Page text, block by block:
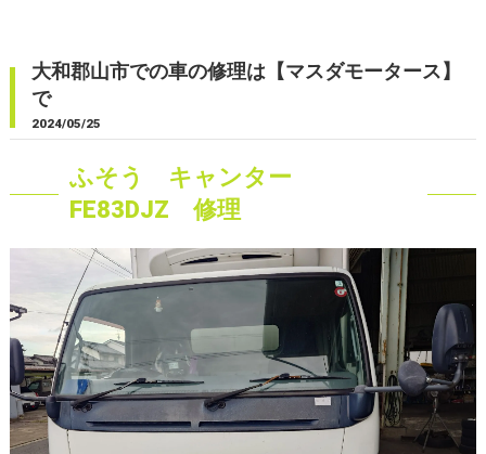
大和郡山市での車の修理は【マスダモータース】
で
2024/05/25
ふそう キャンター
FE83DJZ 修理